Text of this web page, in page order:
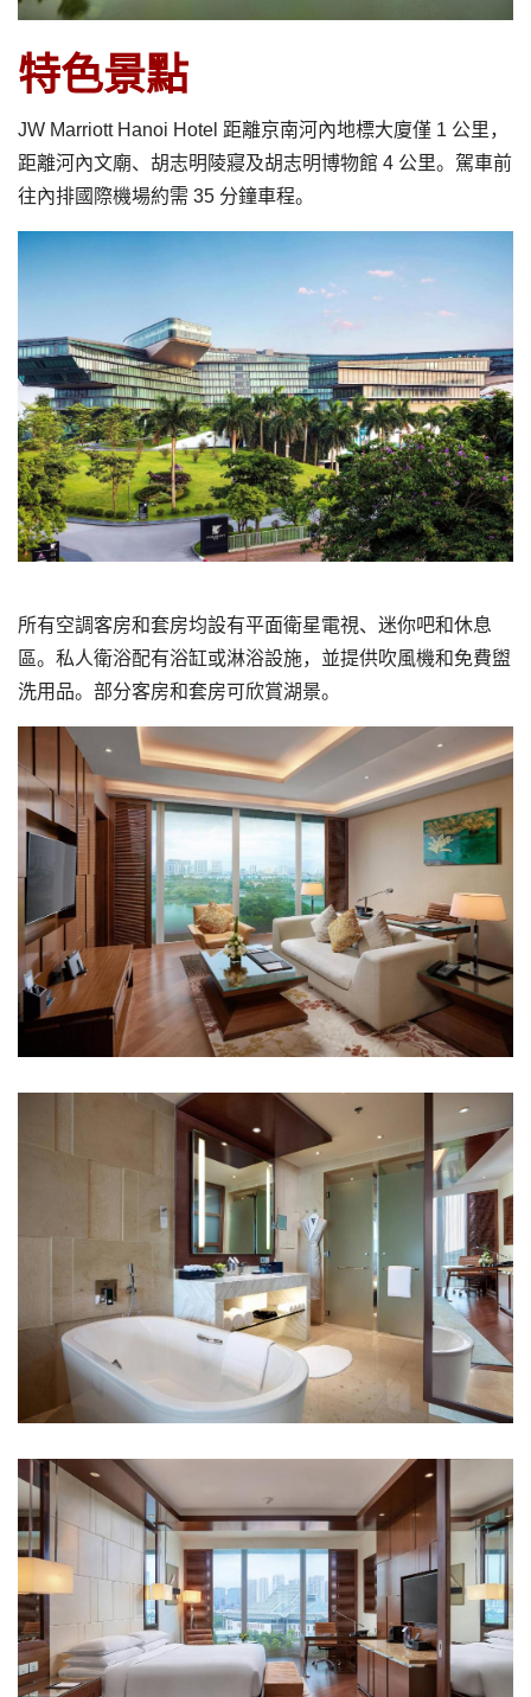
特色景點
JW Marriott Hanoi Hotel 距離京南河內地標大廈僅 1 公里，
距離河內文廟、胡志明陵寢及胡志明博物館 4 公里。駕車前
往內排國際機場約需 35 分鐘車程。
所有空調客房和套房均設有平面衛星電視、迷你吧和休息
區。私人衛浴配有浴缸或淋浴設施，並提供吹風機和免費盥
洗用品。部分客房和套房可欣賞湖景。